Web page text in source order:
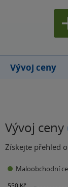
Vývoj ceny
Vývoj ceny
Získejte přehled
Maloobchodní